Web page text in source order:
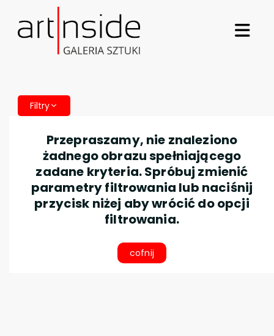
Filtry
Przepraszamy, nie znaleziono
żadnego obrazu spełniającego
zadane kryteria. Spróbuj zmienić
parametry filtrowania lub naciśnij
przycisk niżej aby wrócić do opcji
filtrowania.
cofnij